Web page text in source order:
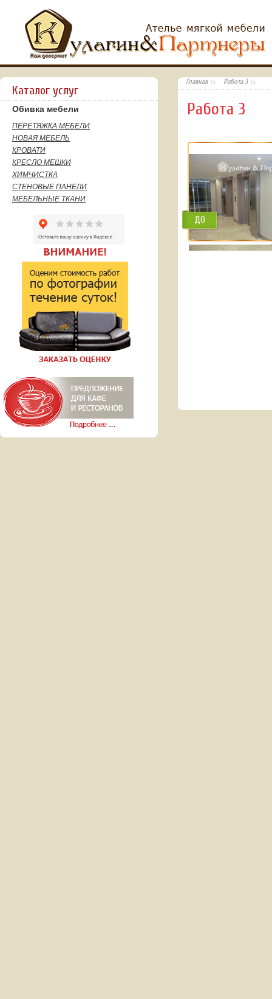
Каталог услуг
Обивка мебели
ПЕРЕТЯЖКА МЕБЕЛИ
НОВАЯ МЕБЕЛЬ
КРОВАТИ
КРЕСЛО МЕШКИ
ХИМЧИСТКА
СТЕНОВЫЕ ПАНЕЛИ
МЕБЕЛЬНЫЕ ТКАНИ
Главная Работа 3
Работа 3
ДО